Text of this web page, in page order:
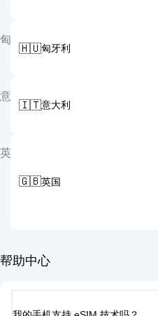
匈
🇭🇺匈牙利
意
🇮🇹意大利
英
🇬🇧英国
帮助中心